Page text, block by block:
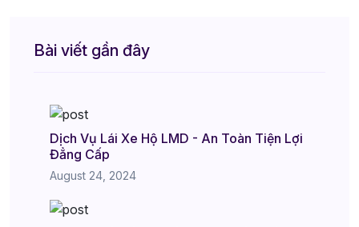
Bài viết gần đây
Dịch Vụ Lái Xe Hộ LMD - An Toàn Tiện Lợi
Đẳng Cấp
August 24, 2024